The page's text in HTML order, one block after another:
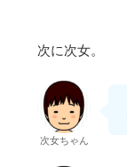
次に次女。
次女ちゃん